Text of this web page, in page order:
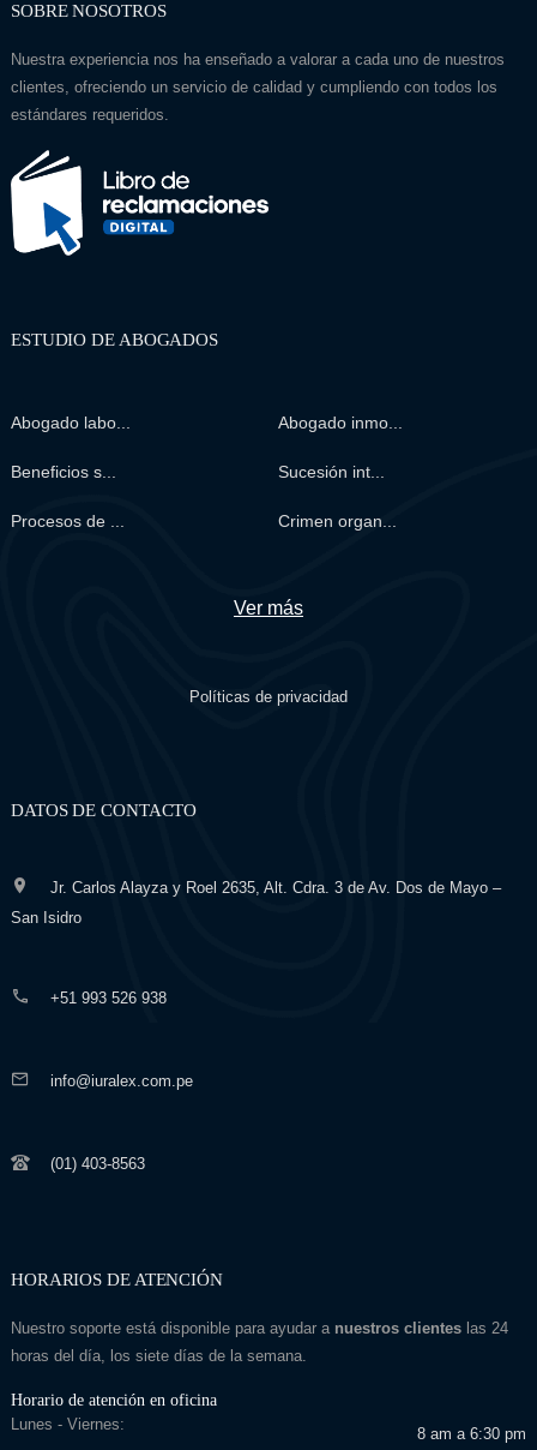
SOBRE NOSOTROS
Nuestra experiencia nos ha enseñado a valorar a cada uno de nuestros
clientes, ofreciendo un servicio de calidad y cumpliendo con todos los
estándares requeridos.
ESTUDIO DE ABOGADOS
Abogado labo... Abogado inmo...
Beneficios s... Sucesión int...
Procesos de ... Crimen organ...
Ver más
Políticas de privacidad
DATOS DE CONTACTO
Jr. Carlos Alayza y Roel 2635, Alt. Cdra. 3 de Av. Dos de Mayo –
San Isidro
+51 993 526 938
info@iuralex.com.pe
(01) 403-8563
HORARIOS DE ATENCIÓN
Nuestro soporte está disponible para ayudar a nuestros clienteslas 24
horas del día, los siete días de la semana.
Horario de atención en oficina
Lunes - Viernes:
8 am a 6:30 pm